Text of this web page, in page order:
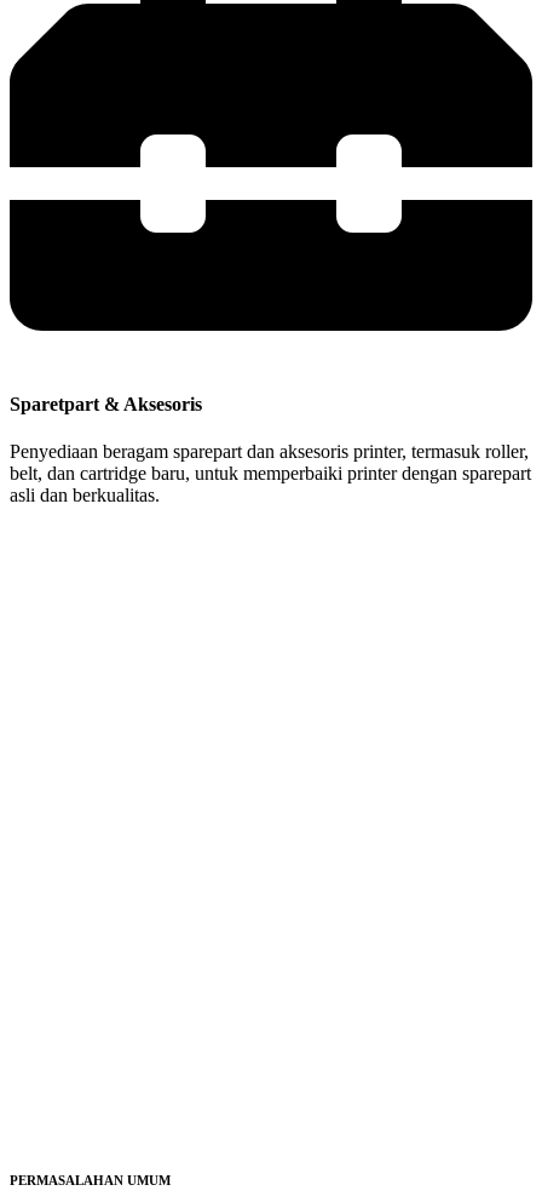
Sparetpart & Aksesoris
Penyediaan beragam sparepart dan aksesoris printer, termasuk roller,
belt, dan cartridge baru, untuk memperbaiki printer dengan sparepart
asli dan berkualitas.
PERMASALAHAN UMUM